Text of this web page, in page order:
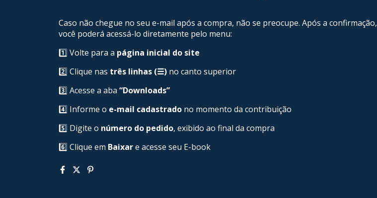
Caso não chegue no seu e-mail após a compra, não se preocupe. Após a confirmação,
você poderá acessá-lo diretamente pelo menu:
1️⃣ Volte para a página inicial do site
2️⃣ Clique nas três linhas (☰) no canto superior
3️⃣ Acesse a aba “Downloads”
4️⃣ Informe o e-mail cadastrado no momento da contribuição
5️⃣ Digite o número do pedido, exibido ao final da compra
6️⃣ Clique em Baixare acesse seu E-book